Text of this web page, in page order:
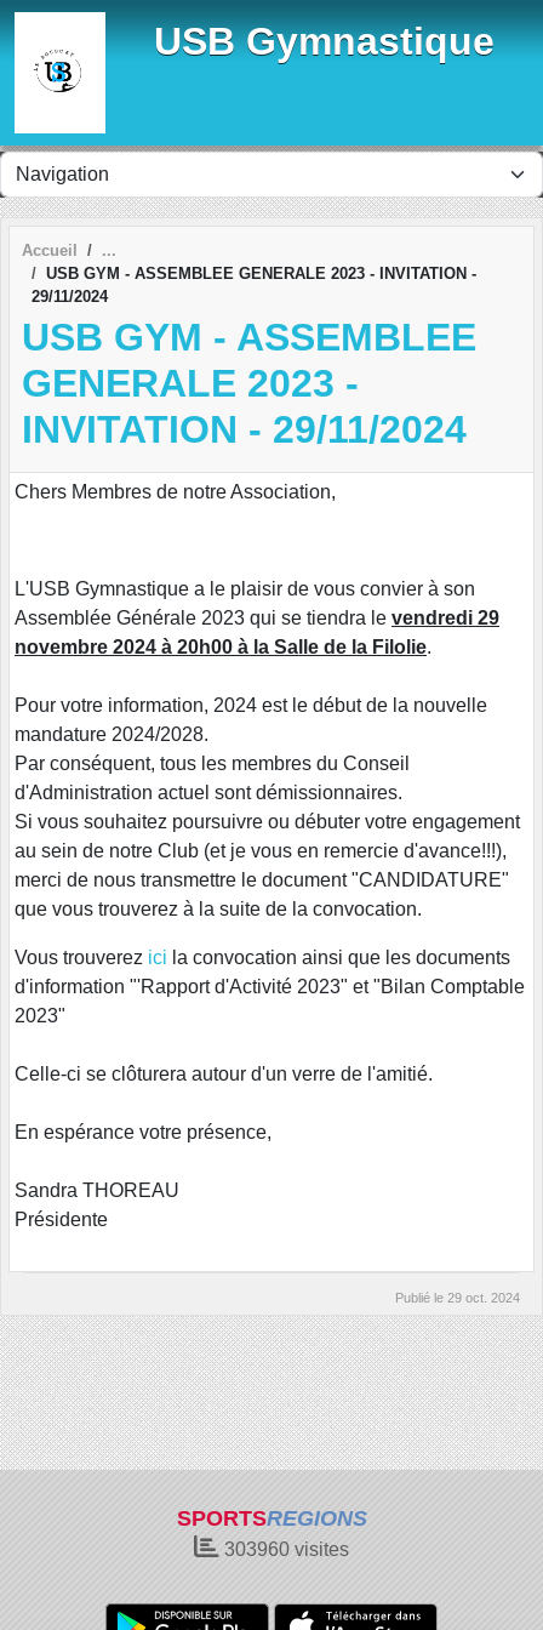
USB Gymnastique
Accueil
USB GYM - ASSEMBLEE GENERALE 2023 - INVITATION -
29/11/2024
USB GYM - ASSEMBLEE
GENERALE 2023 -
INVITATION - 29/11/2024
Chers Membres de notre Association,
L'USB Gymnastique a le plaisir de vous convier à son
Assemblée Générale 2023 qui se tiendra le vendredi 29
novembre 2024 à 20h00 à la Salle de la Filolie.
Pour votre information, 2024 est le début de la nouvelle
mandature 2024/2028.
Par conséquent, tous les membres du Conseil
d'Administration actuel sont démissionnaires.
Si vous souhaitez poursuivre ou débuter votre engagement
au sein de notre Club (et je vous en remercie d'avance!!!),
merci de nous transmettre le document "CANDIDATURE"
que vous trouverez à la suite de la convocation.
Vous trouverez ici la convocation ainsi que les documents
d'information "'Rapport d'Activité 2023" et "Bilan Comptable
2023"
Celle-ci se clôturera autour d'un verre de l'amitié.
En espérance votre présence,
Sandra THOREAU
Présidente
Publié le 29 oct. 2024
SPORTSREGIONS
303960 visites
Panneau de gestion des cookies